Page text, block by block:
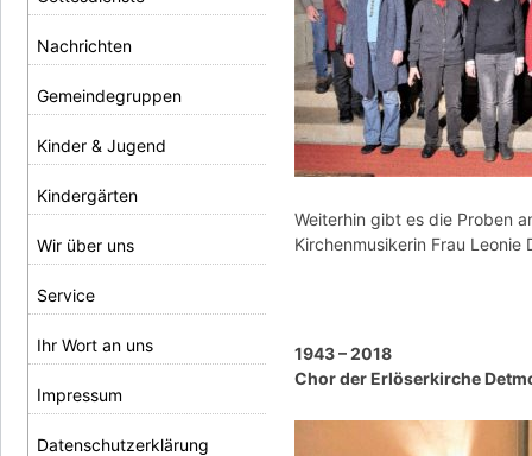
Nachrichten
Gemeindegruppen
Kinder & Jugend
Kindergärten
Wir über uns
Service
Ihr Wort an uns
Impressum
Datenschutzerklärung
Weiterhin gibt es die Proben
Kirchenmusikerin Frau
1943 – 2018
Chor der Erlöserkirche